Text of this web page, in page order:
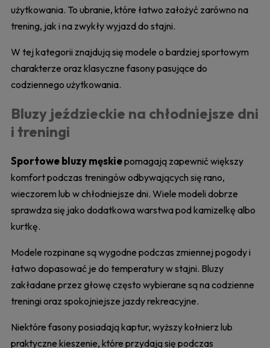
użytkowania. To ubranie, które łatwo założyć zarówno na
trening, jak i na zwykły wyjazd do stajni.
W tej kategorii znajdują się modele o bardziej sportowym
charakterze oraz klasyczne fasony pasujące do
codziennego użytkowania.
Bluzy jeździeckie na chłodniejsze dni
i treningi
Sportowe bluzy męskiepomagają zapewnić większy
komfort podczas treningów odbywających się rano,
wieczorem lub w chłodniejsze dni. Wiele modeli dobrze
sprawdza się jako dodatkowa warstwa pod kamizelkę albo
kurtkę.
Modele rozpinane są wygodne podczas zmiennej pogody i
łatwo dopasować je do temperatury w stajni. Bluzy
zakładane przez głowę często wybierane są na codzienne
treningi oraz spokojniejsze jazdy rekreacyjne.
Niektóre fasony posiadają kaptur, wyższy kołnierz lub
praktyczne kieszenie, które przydają się podczas